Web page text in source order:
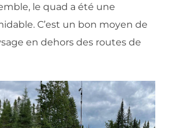
le quad a été une
C’est un bon moyen de
en dehors des routes de